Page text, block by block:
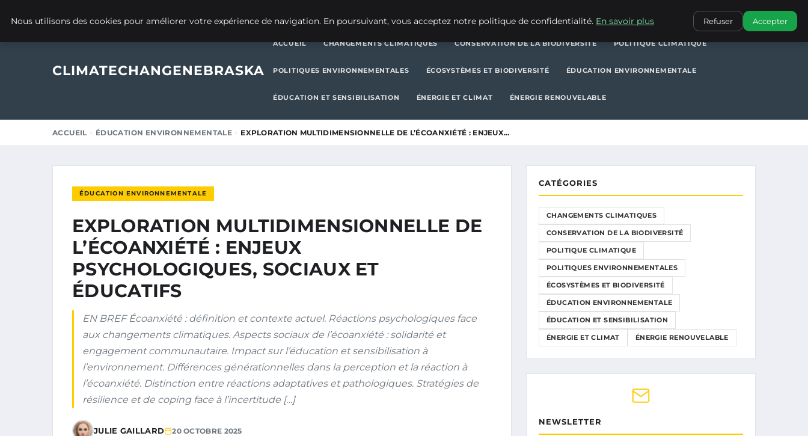
POLITIQUES ENVIRONNEMENTALES
CLIMATECHANGENEBRASKA
ACCUEIL CHANGEMENTS CLIMATIQUES CONSERVATION DE LA BIODIVERSITÉ POLITIQUE CLIMATIQUE
POLITIQUES ENVIRONNEMENTALES ÉCOSYSTÈMES ET BIODIVERSITÉ ÉDUCATION ENVIRONNEMENTALE
ÉDUCATION ET SENSIBILISATION ÉNERGIE ET CLIMAT ÉNERGIE RENOUVELABLE
ACCUEIL ÉDUCATION ENVIRONNEMENTALE EXPLORATION MULTIDIMENSIONNELLE DE L’ÉCOANXIÉTÉ : ENJEUX…
ÉDUCATION ENVIRONNEMENTALE
EXPLORATION MULTIDIMENSIONNELLE DE
L’ÉCOANXIÉTÉ : ENJEUX
PSYCHOLOGIQUES, SOCIAUX ET
ÉDUCATIFS
EN BREF Écoanxiété : définition et contexte actuel. Réactions psychologiques face
aux changements climatiques. Aspects sociaux de l’écoanxiété : solidarité et
engagement communautaire. Impact sur l’éducation et sensibilisation à
l’environnement. Différences générationnelles dans la perception et la réaction à
l’écoanxiété. Distinction entre réactions adaptatives et pathologiques. Stratégies de
résilience et de coping face à l’incertitude […]
JULIE GAILLARD 20 OCTOBRE 2025
CATÉGORIES
CHANGEMENTS CLIMATIQUES
CONSERVATION DE LA BIODIVERSITÉ
POLITIQUE CLIMATIQUE
POLITIQUES ENVIRONNEMENTALES
ÉCOSYSTÈMES ET BIODIVERSITÉ
ÉDUCATION ENVIRONNEMENTALE
ÉDUCATION ET SENSIBILISATION
ÉNERGIE ET CLIMAT ÉNERGIE RENOUVELABLE
NEWSLETTER
Nous utilisons des cookies pour améliorer votre expérience de navigation. En poursuivant, vous acceptez notre politique de confidentialité. En savoir plus Refuser Accepter